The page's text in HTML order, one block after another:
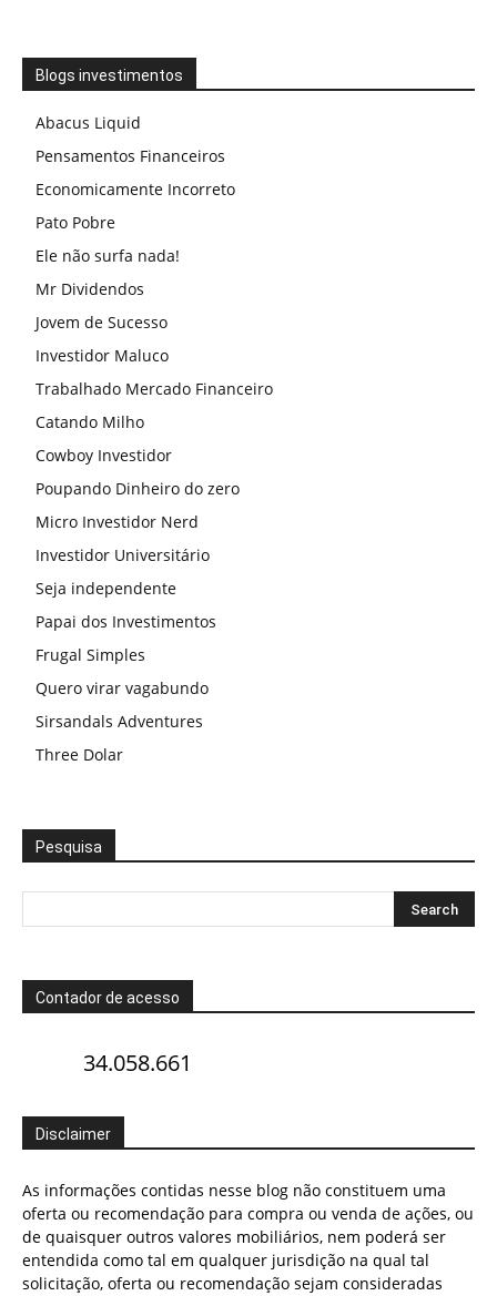
Blogs investimentos
Abacus Liquid
Pensamentos Financeiros
Economicamente Incorreto
Pato Pobre
Ele não surfa nada!
Mr Dividendos
Jovem de Sucesso
Investidor Maluco
Trabalhado Mercado Financeiro
Catando Milho
Cowboy Investidor
Poupando Dinheiro do zero
Micro Investidor Nerd
Investidor Universitário
Seja independente
Papai dos Investimentos
Frugal Simples
Quero virar vagabundo
Sirsandals Adventures
Three Dolar
Pesquisa
Contador de acesso
34.058.661
Disclaimer
As informações contidas nesse blog não constituem uma
oferta ou recomendação para compra ou venda de ações, ou
de quaisquer outros valores mobiliários, nem poderá ser
entendida como tal em qualquer jurisdição na qual tal
solicitação, oferta ou recomendação sejam consideradas